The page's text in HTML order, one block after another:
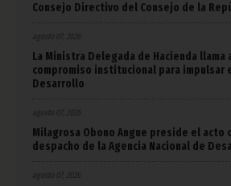
Consejo Directivo del Consejo de la
agosto 07, 2026
La Ministra Delegada de Hacienda llama
compromiso institucional para impulsar
Desarrollo
agosto 07, 2026
Milagrosa Obono Angue preside el acto
despacho de la Agencia Nacional de
agosto 07, 2026